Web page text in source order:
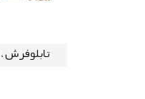
تابلوفرش ، 1200 شانه - 138-2